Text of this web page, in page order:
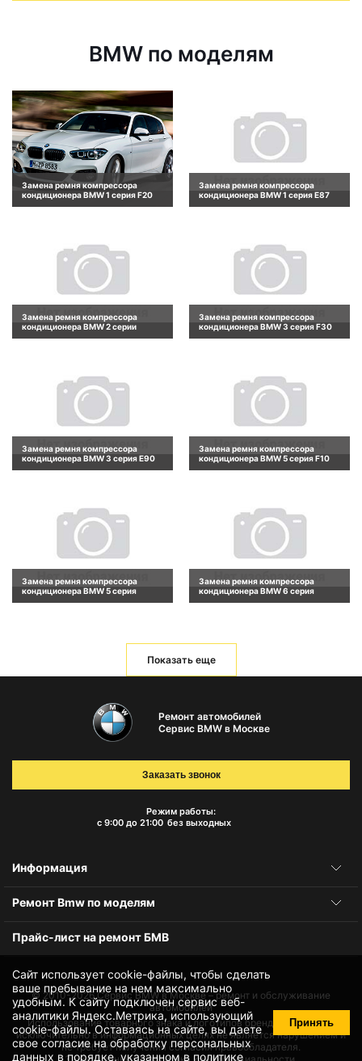
BMW по моделям
Замена ремня компрессора
кондиционера BMW 1 серия F20
Замена ремня компрессора
кондиционера BMW 1 серия E87
Замена ремня компрессора
кондиционера BMW 2 серии
Замена ремня компрессора
кондиционера BMW 3 серия F30
Замена ремня компрессора
кондиционера BMW 3 серия E90
Замена ремня компрессора
кондиционера BMW 5 серия F10
Замена ремня компрессора
кондиционера BMW 5 серия
Замена ремня компрессора
кондиционера BMW 6 серия
Показать еще
Сайт использует cookie-файлы, чтобы сделать
ваше пребывание на нем максимально
удобным. К cайту подключен сервис веб-
аналитики Яндекс.Метрика, использующий
cookie-файлы. Оставаясь на сайте, вы даете
своесогласие на обработку персональных
данных в порядке, указанном в политике
Принять
Ремонт автомобилей
Сервис BMW в Москве
Режим работы:
с 9:00 до 21:00 без выходных
Заказать звонок
Информация
Ремонт Bmw по моделям
Прайс-лист на ремонт БМВ
© 2010-2026Сервис BMW в Москве – ремонт и обслуживание
автомобилей
Использование товарного знака и логотипов бренда происходит
исключительно в информационных целях не является нарушением и
не требует получения согласия правообладателя.